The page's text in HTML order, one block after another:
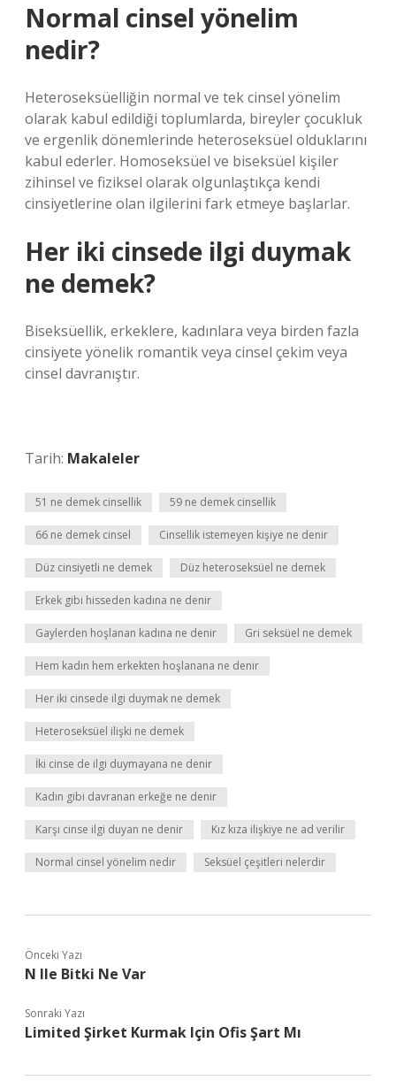
Normal cinsel yönelim
nedir?
Heteroseksüelliğin normal ve tek cinsel yönelim
olarak kabul edildiği toplumlarda, bireyler çocukluk
ve ergenlik dönemlerinde heteroseksüel olduklarını
kabul ederler. Homoseksüel ve biseksüel kişiler
zihinsel ve fiziksel olarak olgunlaştıkça kendi
cinsiyetlerine olan ilgilerini fark etmeye başlarlar.
Her iki cinsede ilgi duymak
ne demek?
Biseksüellik, erkeklere, kadınlara veya birden fazla
cinsiyete yönelik romantik veya cinsel çekim veya
cinsel davranıştır.
Tarih: Makaleler
51 ne demek cinsellik 59 ne demek cinsellik
66 ne demek cinsel Cinsellik istemeyen kişiye ne denir
Düz cinsiyetli ne demek Düz heteroseksüel ne demek
Erkek gibi hisseden kadına ne denir
Gaylerden hoşlanan kadına ne denir Gri seksüel ne demek
Hem kadın hem erkekten hoşlanana ne denir
Her iki cinsede ilgi duymak ne demek
Heteroseksüel ilişki ne demek
İki cinse de ilgi duymayana ne denir
Kadın gibi davranan erkeğe ne denir
Karşı cinse ilgi duyan ne denir Kız kıza ilişkiye ne ad verilir
Normal cinsel yönelim nedir Seksüel çeşitleri nelerdir
Önceki Yazı
N Ile Bitki Ne Var
Sonraki Yazı
Limited Şirket Kurmak Için Ofis Şart Mı